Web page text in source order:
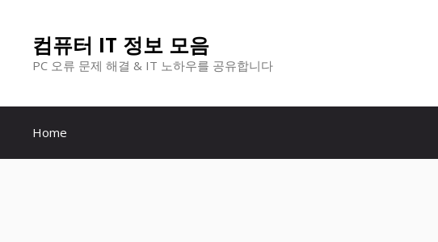
건
컴퓨터 IT 정보 모음
PC 오류 문제 해결 & IT 노하우를 공유합니다
Home